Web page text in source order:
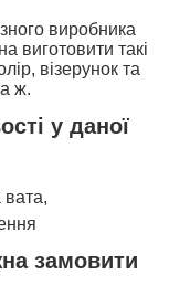
виробника
виготовити такі
візерунок та
ж.
у даної
вата,
замовити